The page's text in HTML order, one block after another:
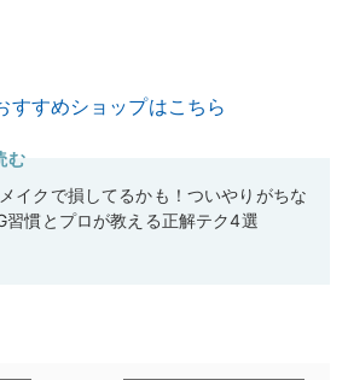
すすめショップはこちら
む
イクで損してるかも！ついやりがちな
習慣とプロが教える正解テク4選